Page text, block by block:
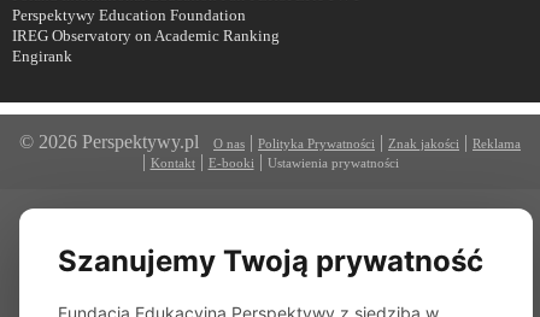
Perspektywy Education Foundation
IREG Observatory on Academic Ranking
Engirank
© 2026 Perspektywy.pl O nas Polityka Prywatności Znak jakości Reklama
Kontakt| E-booki| Ustawienia prywatności
Szanujemy Twoją prywatność